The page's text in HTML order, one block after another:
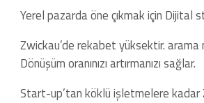
Yerel pazarda öne çıkmak için Dijital
Zwickau’de rekabet yüksektir.
Dönüşüm oranınızı artırmanızı sağlar.
Start-up’tan köklü işletmelere kadar